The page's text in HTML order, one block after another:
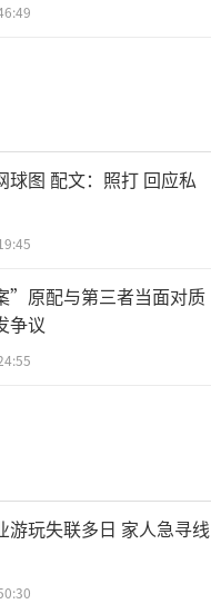
球图 配文：照打 回应私
”原配与第三者当面对质
争议
游玩失联多日 家人急寻线